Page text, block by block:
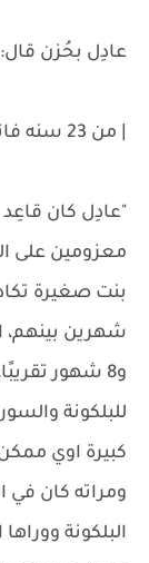
عادِل بحُزن
| من 23 سنه فاتوا |
"عادِل كان
معزومين على
بنت صغيرة
شهرين بينهم،
و8 شهور
للبلكونة
كبيرة اوي
ومراته كان في
البلكونة